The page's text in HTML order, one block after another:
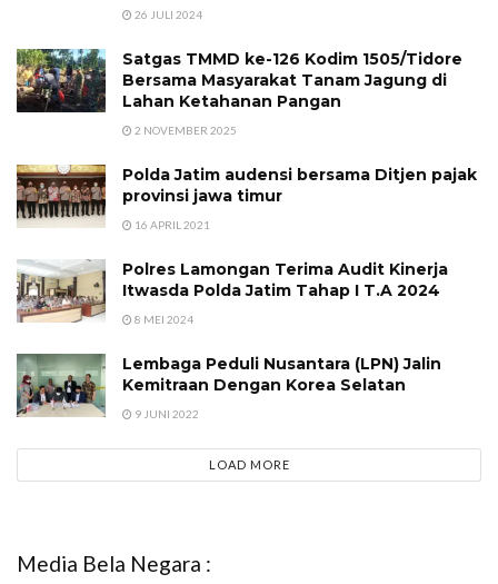
26 JULI 2024
Satgas TMMD ke-126 Kodim 1505/Tidore
Bersama Masyarakat Tanam Jagung di
Lahan Ketahanan Pangan
2 NOVEMBER 2025
Polda Jatim audensi bersama Ditjen pajak
provinsi jawa timur
16 APRIL 2021
Polres Lamongan Terima Audit Kinerja
Itwasda Polda Jatim Tahap I T.A 2024
8 MEI 2024
Lembaga Peduli Nusantara (LPN) Jalin
Kemitraan Dengan Korea Selatan
9 JUNI 2022
LOAD MORE
Media Bela Negara :